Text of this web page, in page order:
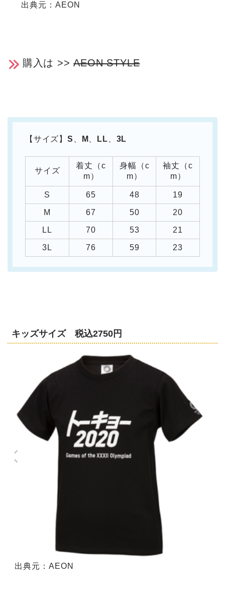
出典元：AEON
購入は >>AEON STYLE
【サイズ】 S M LL 3L
サイズ
着丈（c
m）
身幅（c
m）
袖丈（c
m）
S 65 48 19
M 67 50 20
LL 70 53 21
3L 76 59 23
キッズサイズ 税込2750円
出典元：AEON